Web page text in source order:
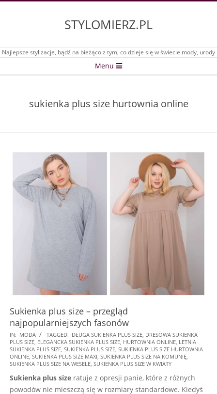
STYLOMIERZ.PL
Najlepsze stylizacje, bądź na bieżąco z tym, co dzieje się w świecie mody, urody
Menu
sukienka plus size hurtownia online
Sukienka plus size – przegląd
najpopularniejszych fasonów
2021-
05-
20
IN: MODA TAGGED: DŁUGA SUKIENKA PLUS SIZE DRESOWA SUKIENKA
PLUS SIZE ELEGANCKA SUKIENKA PLUS SIZE HURTOWNIA ONLINE LETNIA
SUKIENKA PLUS SIZE SUKIENKA PLUS SIZE SUKIENKA PLUS SIZE HURTOWNIA
ONLINE SUKIENKA PLUS SIZE MAXI SUKIENKA PLUS SIZE NA KOMUNIĘ
SUKIENKA PLUS SIZE NA WESELE SUKIENKA PLUS SIZE W KWIATY
Sukienka plus size ratuje z opresji panie, które z różnych
powodów nie mieszczą się w rozmiary standardowe. Kiedyś